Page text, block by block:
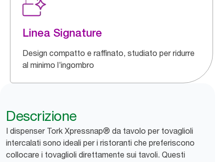
Linea Signature
Design compatto e raffinato, studiato per ridurre
al minimo l’ingombro
Descrizione
I dispenser Tork Xpressnap® da tavolo per tovaglioli
intercalati sono ideali per i ristoranti che preferiscono
collocare i tovaglioli direttamente sui tavoli. Questi